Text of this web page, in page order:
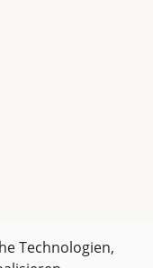
5 Sternen
Technologien,